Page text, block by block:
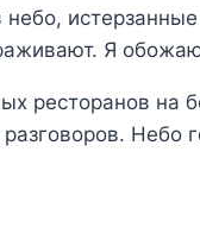
Я обожаю
ресторанов на
Небо